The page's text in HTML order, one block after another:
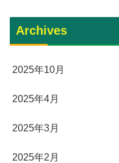
Archives
2025年10月
2025年4月
2025年3月
2025年2月